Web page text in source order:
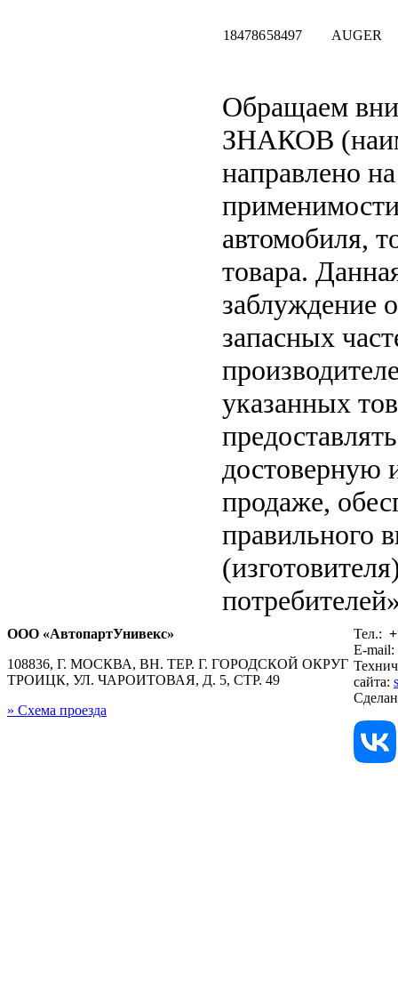
18478658497 AUGER
Обращаем
ЗНАКОВ
направлено
автомобиля,
товара.
заблуждение
запасных
указанных
достоверную
продаже,
правильного
ООО «АвтопартУнивекс»
108836, Г. МОСКВА, ВН. ТЕР. Г. ГОРОДСКОЙ ОКРУГ
ТРОИЦК, УЛ. ЧАРОИТОВАЯ, Д. 5, СТР. 49
» Схема проезда
Тел.:
E-mail:
сайта: